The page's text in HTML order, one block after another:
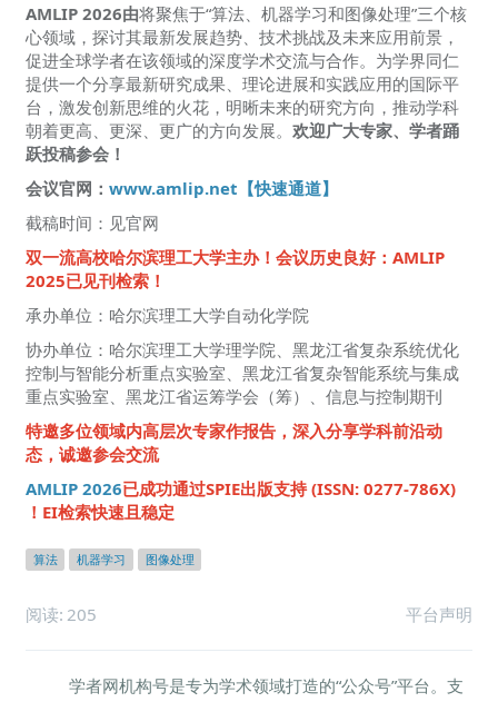
AMLIP 2026由将聚焦于“算法、机器学习和图像处理”三个核
心领域，探讨其最新发展趋势、技术挑战及未来应用前景，
促进全球学者在该领域的深度学术交流与合作。为学界同仁
提供一个分享最新研究成果、理论进展和实践应用的国际平
台，激发创新思维的火花，明晰未来的研究方向，推动学科
朝着更高、更深、更广的方向发展。 欢迎广大专家、学者踊
跃投稿参会！
会议官网： www.amlip.net【快速通道】
截稿时间：见官网
双一流高校哈尔滨理工大学主办！会议历史良好：AMLIP
2025已见刊检索！
承办单位：哈尔滨理工大学自动化学院
协办单位：哈尔滨理工大学理学院、黑龙江省复杂系统优化
控制与智能分析重点实验室、黑龙江省复杂智能系统与集成
重点实验室、黑龙江省运筹学会（筹）、信息与控制期刊
特邀多位领域内高层次专家作报告，深入分享学科前沿动
态，诚邀参会交流
AMLIP 2026已成功通过SPIE出版支持 (ISSN: 0277-786X)
！EI检索快速且稳定
算法 机器学习 图像处理
阅读: 205 平台声明
学者网机构号是专为学术领域打造的“公众号”平台。支